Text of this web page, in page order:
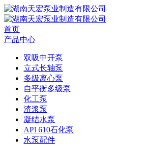
首页
产品中心
双吸中开泵
立式长轴泵
多级离心泵
自平衡多级泵
化工泵
渣浆泵
凝结水泵
API 610石化泵
水泵配件